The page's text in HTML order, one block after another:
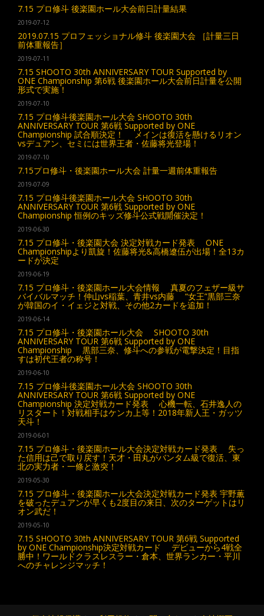
7.15 プロ修斗 後楽園ホール大会前日計量結果
2019-07-12
2019.07.15 プロフェッショナル修斗 後楽園大会 ［計量三日
前体重報告］
2019-07-11
7.15 SHOOTO 30th ANNIVERSARY TOUR Supported by
ONE Championship 第6戦 後楽園ホール大会前日計量を公開
形式で実施！
2019-07-10
7.15 プロ修斗後楽園ホール大会 SHOOTO 30th
ANNIVERSARY TOUR 第6戦 Supported by ONE
Championship 試合順決定！ メインは復活を懸けるリオン
vsデュアン、セミには世界王者・佐藤将光登場！
2019-07-10
7.15プロ修斗・後楽園ホール大会 計量一週前体重報告
2019-07-09
7.15 プロ修斗後楽園ホール大会 SHOOTO 30th
ANNIVERSARY TOUR 第6戦 Supported by ONE
Championship 恒例のキッズ修斗公式戦開催決定！
2019-06-30
7.15 プロ修斗・後楽園大会 決定対戦カード発表 ONE
Championshipより凱旋！佐藤将光&高橋遼伍が出場！全13カ
ードが決定
2019-06-19
7.15 プロ修斗・後楽園ホール大会情報 真夏のフェザー級サ
バイバルマッチ！仲山vs稲葉、青井vs内藤 “女王”黒部三奈
が韓国のイ・イェジと対戦、その他2カードを追加！
2019-06-14
7.15 プロ修斗・後楽園ホール大会 SHOOTO 30th
ANNIVERSARY TOUR 第6戦 Supported by ONE
Championship 黒部三奈、修斗への参戦が電撃決定！目指
すは初代王者の称号！
2019-06-10
7.15 プロ修斗後楽園ホール大会 SHOOTO 30th
ANNIVERSARY TOUR 第6戦 Supported by ONE
Championship 決定対戦カード発表 心機一転、石井逸人の
リスタート！対戦相手はケンカ上等！2018年新人王・ガッツ
天斗！
2019-06-01
7.15 プロ修斗・後楽園ホール大会決定対戦カード発表 失っ
た信用は己で取り戻す！天才・田丸がバンタム級で復活、東
北の実力者・一條と激突！
2019-05-30
7.15 プロ修斗・後楽園ホール大会決定対戦カード発表 宇野薫
を破ったデュアンが早くも2度目の来日、次のターゲットはリ
オン武だ！
2019-05-10
7.15 SHOOTO 30th ANNIVERSARY TOUR 第6戦 Supported
by ONE Championship決定対戦カード デビューから4戦全
勝中！ワールドクラスレスラー・倉本、世界ランカー・平川
へのチャレンジマッチ！